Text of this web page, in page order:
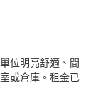
位明亮舒適、間
或倉庫。租金已